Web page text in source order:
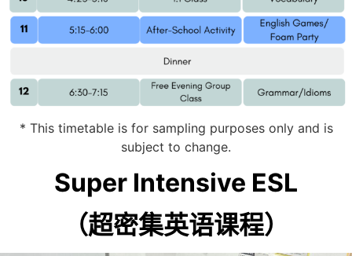
* This timetable is for sampling purposes only and is
subject to change.
Super Intensive ESL
（超密集英语课程）